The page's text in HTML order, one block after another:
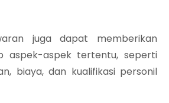
juga dapat memberikan
aspek-aspek tertentu, seperti
biaya, dan kualifikasi personil